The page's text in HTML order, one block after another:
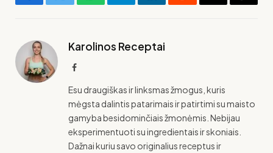
FacebookTwitterWhatsAppTelegramLinkedInRedditEl.
Copy
Karolinos Receptai
Facebook
Esu draugiškas ir linksmas žmogus, kuris
mėgsta dalintis patarimais ir patirtimi su maisto
gamyba besidominčiais žmonėmis. Nebijau
eksperimentuoti su ingredientais ir skoniais.
Dažnai kuriu savo originalius receptus ir